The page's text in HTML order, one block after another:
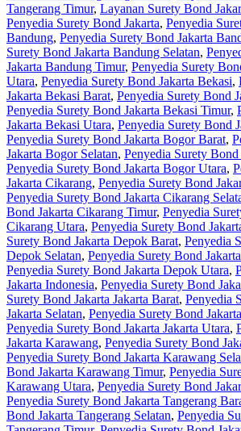
Tangerang Timur, Layanan Surety Bond
Penyedia Surety Bond Jakarta, Penyedia
Bandung, Penyedia Surety Bond Jakarta
Surety Bond Jakarta Bandung Selatan,
Jakarta Bandung Timur, Penyedia Surety
Utara, Penyedia Surety Bond Jakarta Bekasi,
Jakarta Bekasi Barat, Penyedia Surety Bond
Penyedia Surety Bond Jakarta Bekasi Timur,
Jakarta Bekasi Utara, Penyedia Surety Bond
Penyedia Surety Bond Jakarta Bogor Barat,
Jakarta Bogor Selatan, Penyedia Surety
Penyedia Surety Bond Jakarta Bogor Utara,
Jakarta Cikarang, Penyedia Surety Bond
Penyedia Surety Bond Jakarta Cikarang
Bond Jakarta Cikarang Timur, Penyedia
Cikarang Utara, Penyedia Surety Bond
Surety Bond Jakarta Depok Barat, Penyedia
Depok Selatan, Penyedia Surety Bond
Penyedia Surety Bond Jakarta Depok Utara,
Jakarta Indonesia, Penyedia Surety Bond
Surety Bond Jakarta Jakarta Barat, Penyedia
Jakarta Selatan, Penyedia Surety Bond
Penyedia Surety Bond Jakarta Jakarta Utara,
Jakarta Karawang, Penyedia Surety Bond
Penyedia Surety Bond Jakarta Karawang
Bond Jakarta Karawang Timur, Penyedia
Karawang Utara, Penyedia Surety Bond
Penyedia Surety Bond Jakarta Tangerang
Bond Jakarta Tangerang Selatan, Penyedia